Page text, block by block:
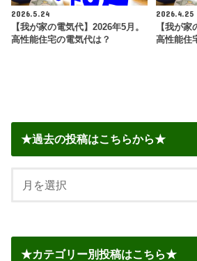
2026.5.24
【我が家の電気代】2026年5月。
高性能住宅の電気代は？
2026.4.25
【我が家
高性能住
★過去の投稿はこちらから★
★カテゴリー別投稿はこちら★